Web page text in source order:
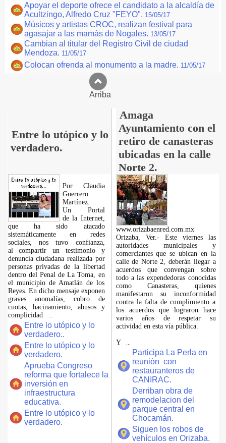
Apoyar el deporte ofrece el candidato a la alcaldía de
Acultzingo, Alfredo Cruz "FEYO". 15/05/17
Músicos y artistas CROC, realizan festival para
agasajar a las mamás de Nogales. 13/05/17
Cambian al titular del Registro Civil de ciudad
Mendoza. 11/05/17
Colocan ofrenda al monumento a la madre. 11/05/17
Arriba
Entre lo utópico y lo
verdadero.
Amaga
Ayuntamiento con el
retiro de canasteras
ubicadas en la calle
Norte 2.
Por Claudia
Guerrero
Martínez.
​Un Portal
de la Internet,
que ha sido atacado
sistemáticamente en redes
sociales, nos tuvo confianza,
al compartir un testimonio y
denuncia ciudadana realizada por
personas privadas de la libertad
dentro del Penal de La Toma, en
el municipio de Amatlán de los
Reyes. En dicho mensaje exponen
graves anomalías, cobro de
cuotas, hacinamiento, abusos y
complicidad
Entre lo utópico y lo
verdadero..
Entre lo utópico y lo
verdadero.
Aprueba Congreso
reforma que fortalece la
inversión en
infraestructura
educativa.
Entre lo utópico y lo
verdadero.
www.orizabaenred.com.mx
Orizaba, Ver.- Este viernes las
autoridades municipales y
comerciantes que se ubican en la
calle de Norte 2, deberán llegar a
acuerdos que convengan sobre
todo a las expendedoras conocidas
como Canasteras, quienes
manifestaron su inconformidad
contra la falta de cumplimiento a
los acuerdos que lograron hace
varios años de respetar su
actividad en esta vía pública.
Y
Participa La Perla en
reunión con
restauranteros de
CANIRAC.
Derriban obra de
remodelacion del
parque central en
Chocamán.
Siguen los robos de
vehículos en Orizaba.